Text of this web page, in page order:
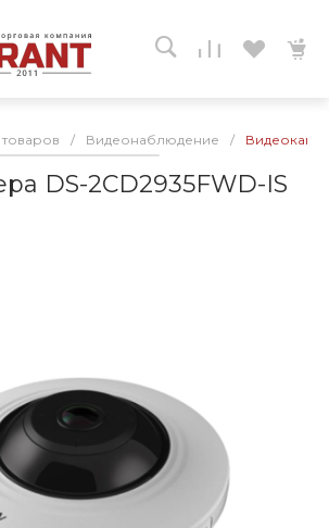
товаров / Видеонаблюдение /
DS-2CD2935FWD-IS